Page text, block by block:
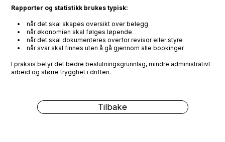
Rapporter og statistikk brukes typisk:
• når det skal skapes oversikt over belegg
• når økonomien skal følges løpende
• når det skal dokumenteres overfor revisor eller styre
• når svar skal finnes uten å gå gjennom alle bookinger
I praksis betyr det bedre beslutningsgrunnlag, mindre administrativt
arbeid og større trygghet i driften.
Tilbake